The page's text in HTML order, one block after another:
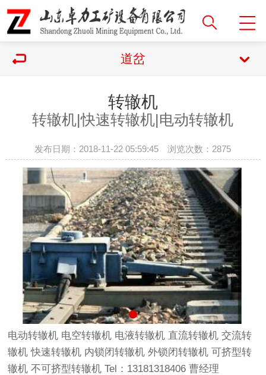
道岔
转辙机
转辙机|快速转辙机|电动转辙机
发布日期：2018-11-22 05:59:45 浏览次数： 2875
电动转辙机 电空转辙机 电液转辙机 直流转辙机 交流转
辙机 快速转辙机 内锁闭转辙机 外锁闭转辙机 可挤型转
辙机 不可挤型转辙机 Tel：13181318406 曹经理